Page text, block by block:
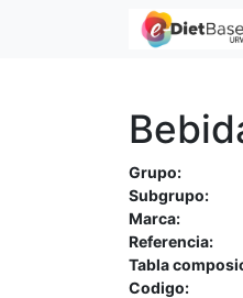
Grupo:
Subgrupo:
Marca:
Referencia:
Tabla
Codigo: